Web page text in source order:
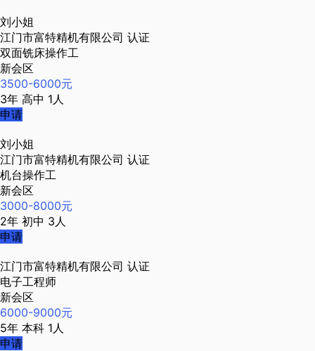
刘小姐
江门市富特精机有限公司 认证
双面铣床操作工
新会区
3500-6000元
3年 高中 1人
申请
刘小姐
江门市富特精机有限公司 认证
机台操作工
新会区
3000-8000元
2年 初中 3人
申请
江门市富特精机有限公司 认证
电子工程师
新会区
6000-9000元
5年 本科 1人
申请